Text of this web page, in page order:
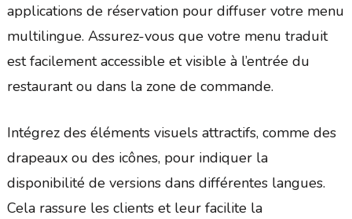
applications de réservation pour diffuser votre menu
multilingue. Assurez-vous que votre menu traduit
est facilement accessible et visible à l’entrée du
restaurant ou dans la zone de commande.
Intégrez des éléments visuels attractifs, comme des
drapeaux ou des icônes, pour indiquer la
disponibilité de versions dans différentes langues.
Cela rassure les clients et leur facilite la